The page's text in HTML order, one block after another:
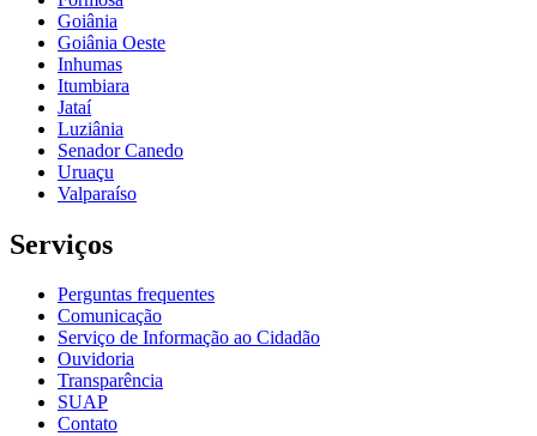
Goiânia
Goiânia Oeste
Inhumas
Itumbiara
Jataí
Luziânia
Senador Canedo
Uruaçu
Valparaíso
Serviços
Perguntas frequentes
Comunicação
Serviço de Informação ao Cidadão
Ouvidoria
Transparência
SUAP
Contato